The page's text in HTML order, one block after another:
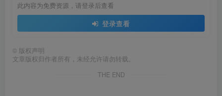
此内容为免费资源，请登录后查看
登录查看
© 版权声明
文章版权归作者所有，未经允许请勿转载。
THE END